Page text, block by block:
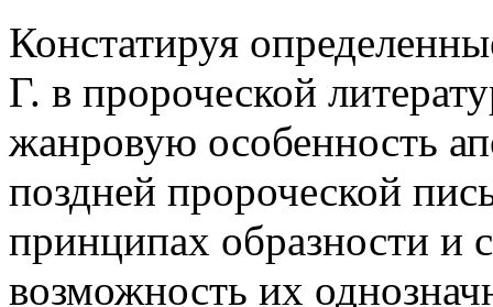
Констатируя
Г. в пророческой
жанровую особенность
поздней пророческой
принципах образности и
возможность их